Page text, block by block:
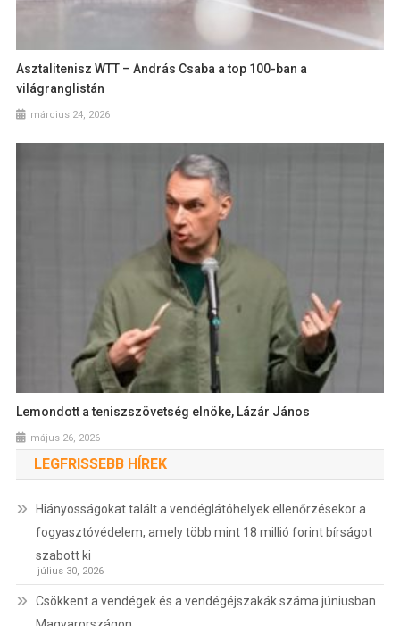
Asztalitenisz WTT – András Csaba a top 100-ban a
világranglistán
március 24, 2026
Lemondott a teniszszövetség elnöke, Lázár János
május 26, 2026
LEGFRISSEBB HÍREK
Hiányosságokat talált a vendéglátóhelyek ellenőrzésekor a
fogyasztóvédelem, amely több mint 18 millió forint bírságot
szabott ki
július 30, 2026
Csökkent a vendégek és a vendégéjszakák száma júniusban